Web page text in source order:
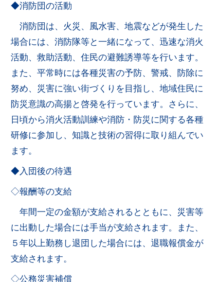
◆消防団の活動
消防団は、火災、風水害、地震などが発生した
場合には、消防隊等と一緒になって、迅速な消火
活動、救助活動、住民の避難誘導等を行います。
また、平常時には各種災害の予防、警戒、防除に
努め、災害に強い街づくりを目指し、地域住民に
防災意識の高揚と啓発を行っています。さらに、
日頃から消火活動訓練や消防・防災に関する各種
研修に参加し、知識と技術の習得に取り組んでい
ます。
◆入団後の待遇
◇報酬等の支給
年間一定の金額が支給されるとともに、災害等
に出動した場合には手当が支給されます。また、
５年以上勤務し退団した場合には、退職報償金が
支給されます。
◇公務災害補償